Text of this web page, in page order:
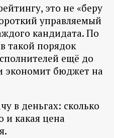
это не «беру
управляемый
кандидата. По
такой порядок
ещё до
экономит бюджет на
в деньгах: сколько
и какая цена